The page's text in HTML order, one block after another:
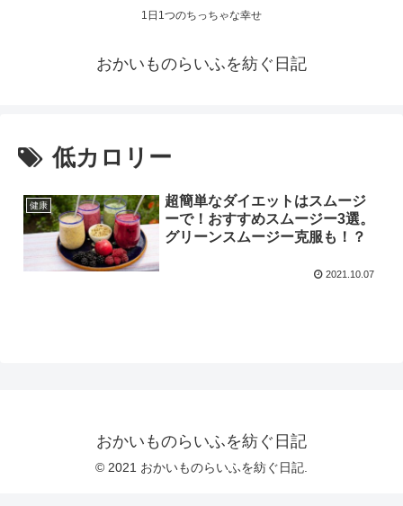
1日1つのちっちゃな幸せ
おかいものらいふを紡ぐ日記
低カロリー
健康
超簡単なダイエットはスムージ
ーで！おすすめスムージー3選。
グリーンスムージー克服も！？
2021.10.07
おかいものらいふを紡ぐ日記
© 2021 おかいものらいふを紡ぐ日記.